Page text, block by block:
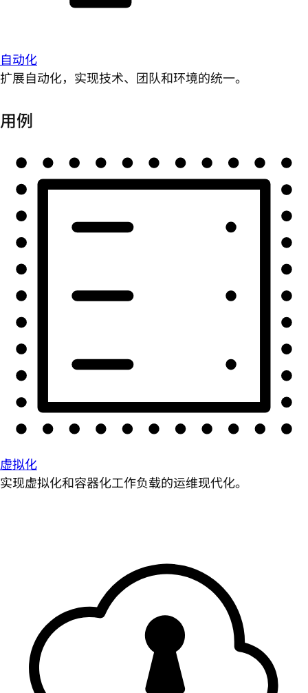
自动化
扩展自动化，实现技术、团队和环境的统一。
用例
虚拟化
实现虚拟化和容器化工作负载的运维现代化。